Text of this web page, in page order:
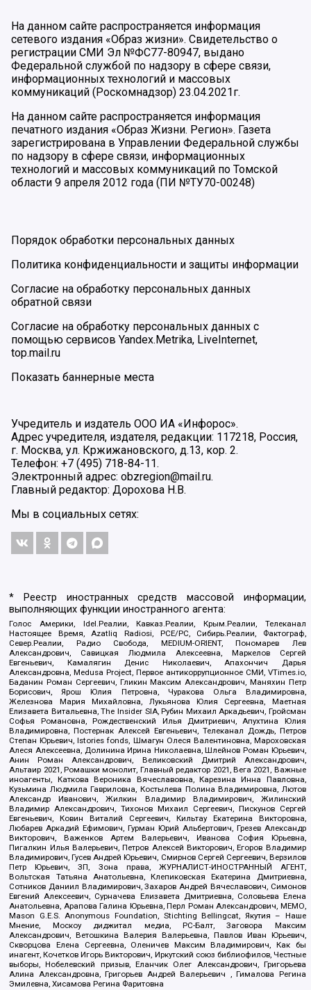
На данном сайте распространяется информация
сетевого издания «Образ жизни». Свидетельство о
регистрации СМИ Эл №ФС77-80947, выдано
Федеральной службой по надзору в сфере связи,
информационных технологий и массовых
коммуникаций (Роскомнадзор) 23.04.2021г.
На данном сайте распространяется информация
печатного издания «Образ Жизни. Регион». Газета
зарегистрирована в Управлении Федеральной службы
по надзору в сфере связи, информационных
технологий и массовых коммуникаций по Томской
области 9 апреля 2012 года (ПИ №ТУ70-00248)
Порядок обработки персональных данных
Политика конфиденциальности и защиты информации
Согласие на обработку персональных данных
обратной связи
Согласие на обработку персональных данных с
помощью сервисов Yandex.Metrika, LiveInternet,
top.mail.ru
Показать баннерные места
Учредитель и издатель ООО ИА «Инфорос».
Адрес учредителя, издателя, редакции: 117218, Россия,
г. Москва, ул. Кржижановского, д.13, кор. 2.
Телефон: +7 (495) 718-84-11.
Электронный адрес: obzregion@mail.ru.
Главный редактор: Дорохова Н.В.
Мы в социальных сетях:
* Реестр иностранных средств массовой информации,
выполняющих функции иностранного агента:
Голос Америки, Idel.Реалии, Кавказ.Реалии, Крым.Реалии, Телеканал
Настоящее Время, Azatliq Radiosi, PCE/PC, Сибирь.Реалии, Фактограф,
Север.Реалии, Радио Свобода, MEDIUM-ORIENT, Пономарев Лев
Александрович, Савицкая Людмила Алексеевна, Маркелов Сергей
Евгеньевич, Камалягин Денис Николаевич, Апахончич Дарья
Александровна, Medusa Project, Первое антикоррупционное СМИ, VTimes.io,
Баданин Роман Сергеевич, Гликин Максим Александрович, Маняхин Петр
Борисович, Ярош Юлия Петровна, Чуракова Ольга Владимировна,
Железнова Мария Михайловна, Лукьянова Юлия Сергеевна, Маетная
Елизавета Витальевна, The Insider SIA, Рубин Михаил Аркадьевич, Гройсман
Софья Романовна, Рождественский Илья Дмитриевич, Апухтина Юлия
Владимировна, Постернак Алексей Евгеньевич, Телеканал Дождь, Петров
Степан Юрьевич, Istories fonds, Шмагун Олеся Валентиновна, Мароховская
Алеся Алексеевна, Долинина Ирина Николаевна, Шлейнов Роман Юрьевич,
Анин Роман Александрович, Великовский Дмитрий Александрович,
Альтаир 2021, Ромашки монолит, Главный редактор 2021, Вега 2021, Важные
иноагенты, Каткова Вероника Вячеславовна, Карезина Инна Павловна,
Кузьмина Людмила Гавриловна, Костылева Полина Владимировна, Лютов
Александр Иванович, Жилкин Владимир Владимирович, Жилинский
Владимир Александрович, Тихонов Михаил Сергеевич, Пискунов Сергей
Евгеньевич, Ковин Виталий Сергеевич, Кильтау Екатерина Викторовна,
Любарев Аркадий Ефимович, Гурман Юрий Альбертович, Грезев Александр
Викторович, Важенков Артем Валерьевич, Иванова София Юрьевна,
Пигалкин Илья Валерьевич, Петров Алексей Викторович, Егоров Владимир
Владимирович, Гусев Андрей Юрьевич, Смирнов Сергей Сергеевич, Верзилов
Петр Юрьевич, ЗП, Зона права, ЖУРНАЛИСТ-ИНОСТРАННЫЙ АГЕНТ,
Вольтская Татьяна Анатольевна, Клепиковская Екатерина Дмитриевна,
Сотников Даниил Владимирович, Захаров Андрей Вячеславович, Симонов
Евгений Алексеевич, Сурначева Елизавета Дмитриевна, Соловьева Елена
Анатольевна, Арапова Галина Юрьевна, Перл Роман Александрович, МЕМО,
Mason G.E.S. Anonymous Foundation, Stichting Bellingcat, Якутия – Наше
Мнение, Москоу диджитал медиа, РС-Балт, Заговора Максим
Александрович, Ветошкина Валерия Валерьевна, Павлов Иван Юрьевич,
Скворцова Елена Сергеевна, Оленичев Максим Владимирович, Как бы
инагент, Кочетков Игорь Викторович, Иркутский союз библиофилов, Честные
выборы, Нобелевский призыв, Еланчик Олег Александрович, Григорьева
Алина Александровна, Григорьев Андрей Валерьевич , Гималова Регина
Эмилевна, Хисамова Регина Фаритовна